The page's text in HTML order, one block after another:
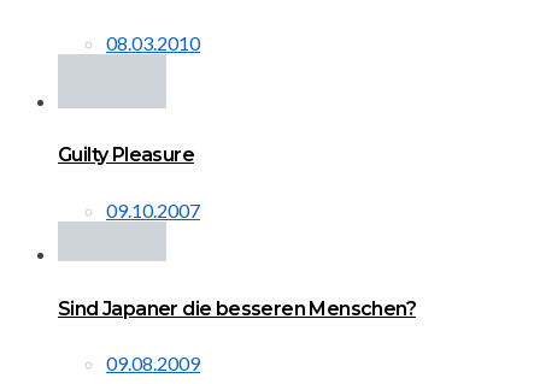
08.03.2010
Guilty Pleasure
09.10.2007
Sind Japaner die besseren Menschen?
09.08.2009